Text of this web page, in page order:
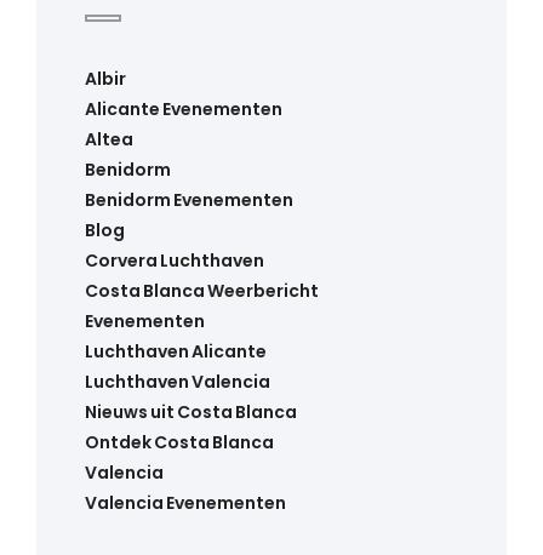
Albir
Alicante Evenementen
Altea
Benidorm
Benidorm Evenementen
Blog
Corvera Luchthaven
Costa Blanca Weerbericht
Evenementen
Luchthaven Alicante
Luchthaven Valencia
Nieuws uit Costa Blanca
Ontdek Costa Blanca
Valencia
Valencia Evenementen